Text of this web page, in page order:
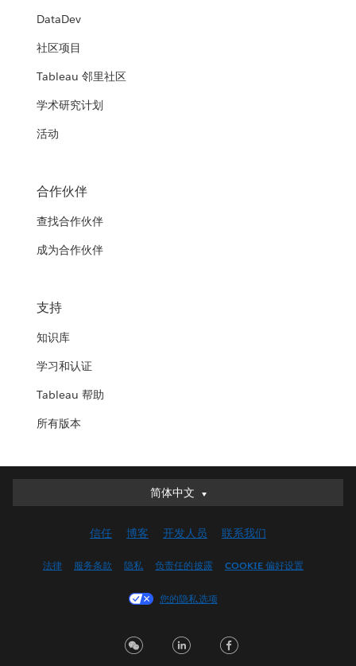
DataDev
社区项目
Tableau 邻里社区
学术研究计划
活动
合作伙伴
查找合作伙伴
成为合作伙伴
支持
知识库
学习和认证
Tableau 帮助
所有版本
简体中文
简体中文
English (UK)
Français (Canada)
Italiano
信任 博客 开发人员 联系我们
法律 服务条款 隐私 负责任的披露 COOKIE 偏好设置
您的隐私选项